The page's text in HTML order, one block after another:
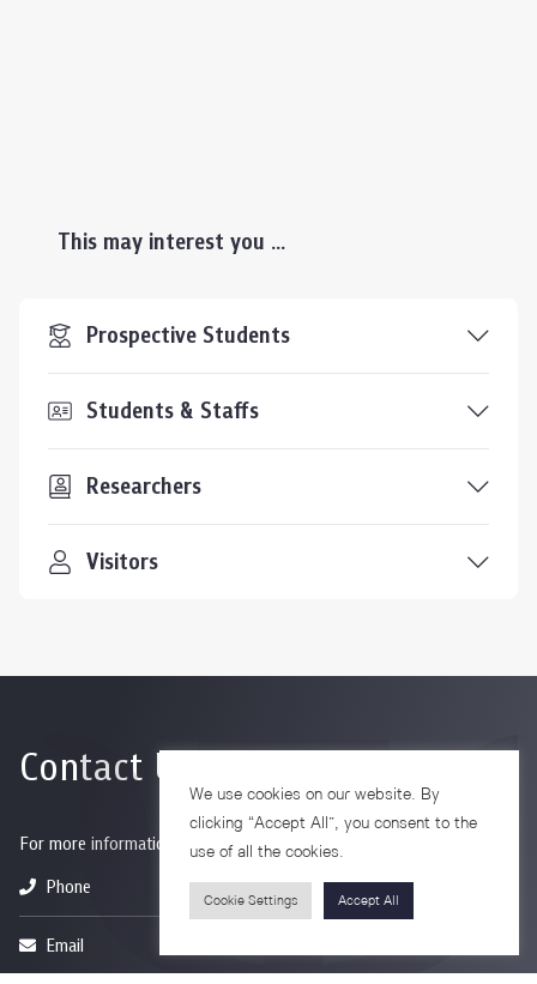
This may interest you ...
Prospective Students
Students & Staffs
Researchers
Visitors
Contact Us
For more information please contact
Phone
+66-2218-1185
Email
We use cookies on our website. By
clicking “Accept All”, you consent to the
use of all the cookies.
Cookie Settings Accept All